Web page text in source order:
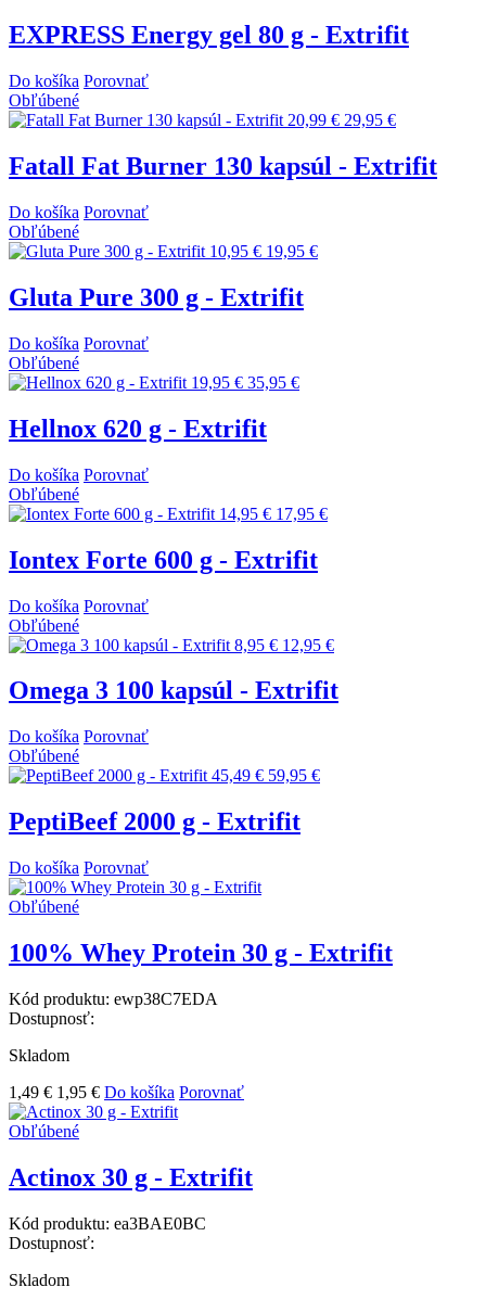
EXPRESS Energy gel 80 g - Extrifit
Do košíka Porovnať
Obľúbené
20,99 € 29,95 €
Fatall Fat Burner 130 kapsúl - Extrifit
Do košíka Porovnať
Obľúbené
10,95 € 19,95 €
Gluta Pure 300 g - Extrifit
Do košíka Porovnať
Obľúbené
19,95 € 35,95 €
Hellnox 620 g - Extrifit
Do košíka Porovnať
Obľúbené
14,95 € 17,95 €
Iontex Forte 600 g - Extrifit
Do košíka Porovnať
Obľúbené
8,95 € 12,95 €
Omega 3 100 kapsúl - Extrifit
Do košíka Porovnať
Obľúbené
45,49 € 59,95 €
PeptiBeef 2000 g - Extrifit
Do košíka Porovnať
Obľúbené
100% Whey Protein 30 g - Extrifit
Kód produktu: ewp38C7EDA
Dostupnosť:
Skladom
1,49 € 1,95 € Do košíka Porovnať
Obľúbené
Actinox 30 g - Extrifit
Kód produktu: ea3BAE0BC
Dostupnosť:
Skladom